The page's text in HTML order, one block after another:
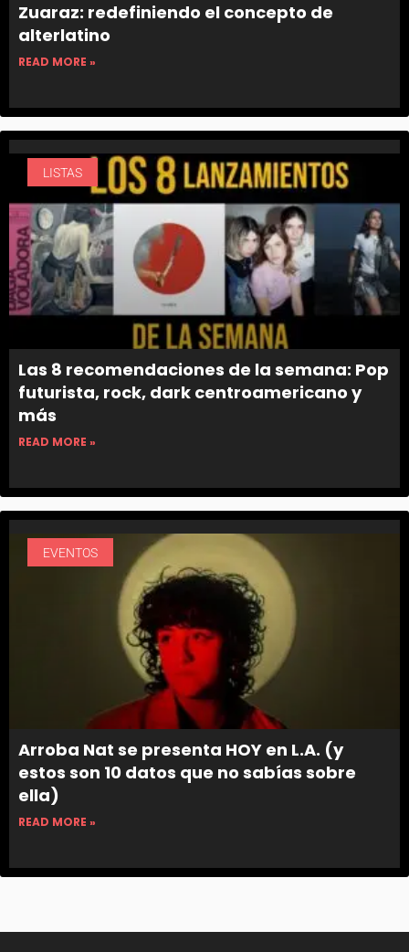
Zuaraz: redefiniendo el concepto de
alterlatino
READ MORE »
LISTAS
Las 8 recomendaciones de la semana: Pop
futurista, rock, dark centroamericano y
más
READ MORE »
EVENTOS
Arroba Nat se presenta HOY en L.A. (y
estos son 10 datos que no sabías sobre
ella)
READ MORE »